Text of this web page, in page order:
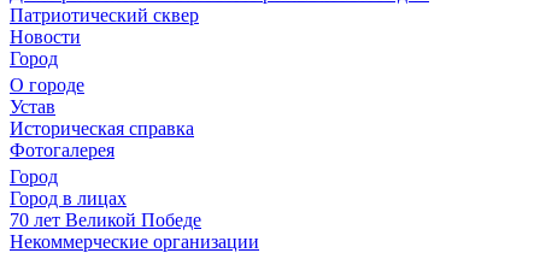
Патриотический сквер
Новости
Город
О городе
Устав
Историческая справка
Фотогалерея
Город
Город в лицах
70 лет Великой Победе
Некоммерческие организации